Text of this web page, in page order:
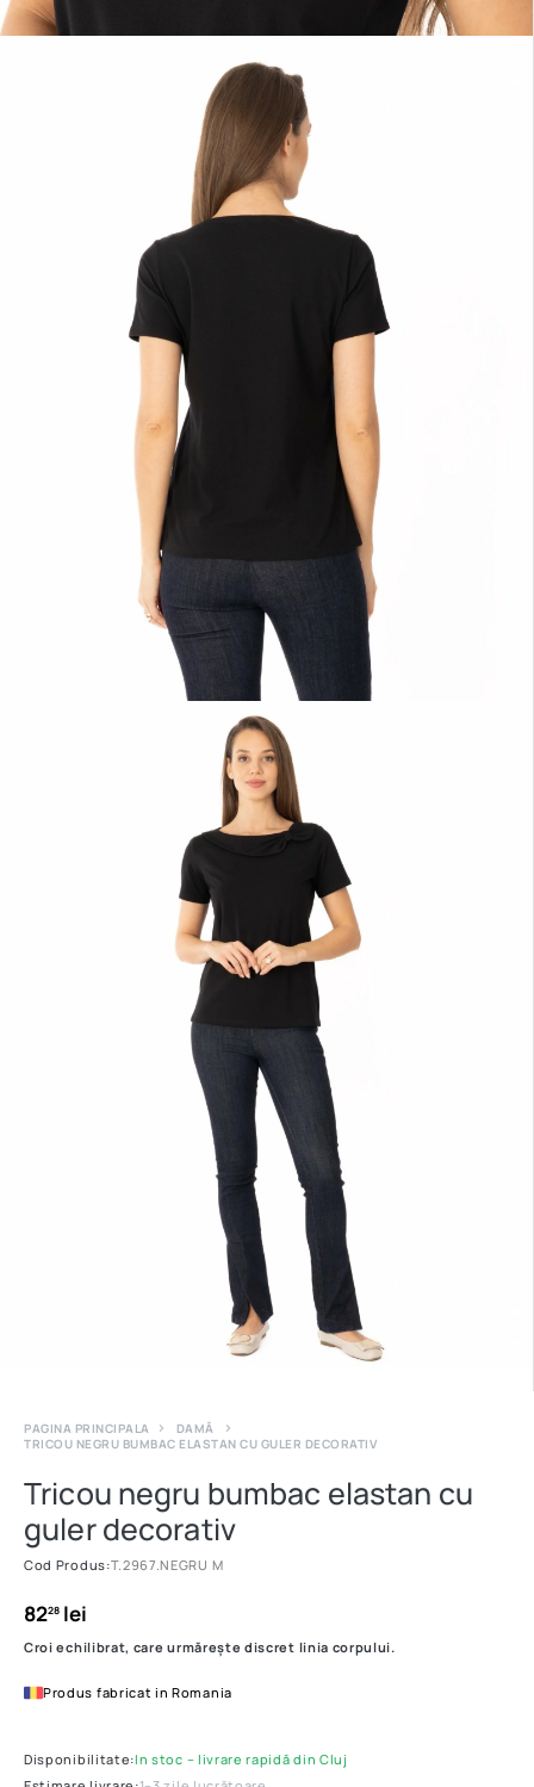
PAGINA PRINCIPALA
DAMĂ
TRICOU NEGRU BUMBAC ELASTAN CU GULER DECORATIV
Tricou negru bumbac elastan cu
guler decorativ
Cod Produs:T.2967.NEGRU M
8228lei
Croi echilibrat, care urmărește discret linia corpului.
Produs fabricat in Romania
Disponibilitate:In stoc – livrare rapidă din Cluj